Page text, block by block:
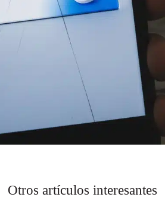
Otros artículos interesantes